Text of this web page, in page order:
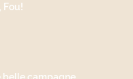
Fou!
belle campagne